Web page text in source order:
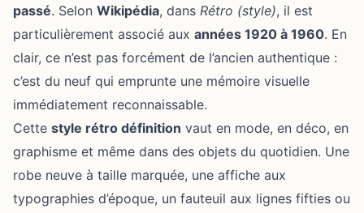
passé. Selon Wikipédia, dans Rétro (style), il est
particulièrement associé aux années 1920 à 1960. En
clair, ce n’est pas forcément de l’ancien authentique :
c’est du neuf qui emprunte une mémoire visuelle
immédiatement reconnaissable.
Cette style rétro définition vaut en mode, en déco, en
graphisme et même dans des objets du quotidien. Une
robe neuve à taille marquée, une affiche aux
typographies d’époque, un fauteuil aux lignes fifties ou